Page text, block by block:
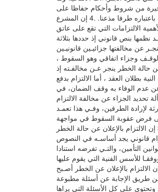
من شروط وأحكام حفاظا على
مصلحة المؤمن له باعتباره طرفا مذعنا. .4 إن المشرع
الالتزامات التي تقع على عاتق
نظمها بنص قانوني إذ حددها بثلاثة
عن مخالفتها جزائيـين قانونيـين
وجزاء اتفاقي وهو السقوط ،
عن حالة الخطر ينجر عـن مخالفـته إذ
بطلان العقد ، أما الالتزام بدفع
عدم الوفاء به وقف الضمان، في
تحديد الجزاء عن مخالفة الالتزام
لإرادة الطرفين، وفـي هذا تعمـد
فرض عقوبة السقوط في مواجهة
هذه المخالفة. .5 إن الالتزام بالإعلان عن حالة الخطر
قانوني يجد أساسـه في النصوص
التأمين، والتـي تفرضه استنادا
للأسس الفنية التي يقوم عليها
التأميــن. .6 إن الالتزام بالإعلان عن الخطر أصـبح
عن طريق الإجابة عن أسئلة مطبوعة
وتحتوي على كل الأسئلة التي يراها